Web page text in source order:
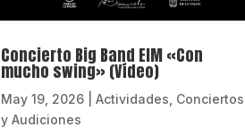
Concierto Big Band EIM «Con
mucho swing» (Vídeo)
May 19, 2026| Actividades Conciertos
y Audiciones